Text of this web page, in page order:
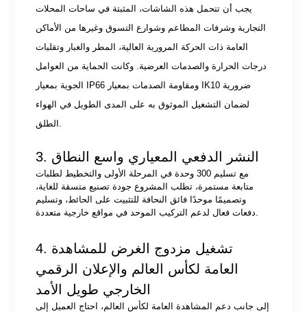
يجب أن تتحمل هذه الشاشات، المثبتة في ساحات المحلات
التجارية وشرفات المطاعم وشوارع التسوق وغيرها من الأماكن
العامة ذات الحركة المرورية العالية، المطر والغبار وتقلبات
درجات الحرارة والصدمات العرضية. وكانت الحماية من العوامل
الجوية بمعيار IP66 ومقاومة الصدمات بمعيار IK10 ضرورية
لضمان التشغيل الموثوق به على المدى الطويل في الهواء
3. النشر الدفعي المعياري واسع النطاق
مع تسليم 300 وحدة في المرحلة الأولى والتخطيط لطلبات
متابعة مستمرة، تطلب المشروع جودة تصنيع متسقة للغاية،
وتصميمًا موحدًا فائق النحافة للتثبيت على الحائط، وتسليم
4. تشغيل مزدوج الغرض للمشاهدة
العامة لكأس العالم والإعلان الرقمي
الخارجي طويل الأمد
إلى جانب دعم المشاهدة العامة لكأس العالم، احتاج العميل إلى